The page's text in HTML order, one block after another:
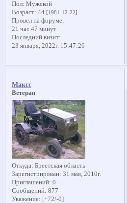
Пол: Мужской
Возраст: 44 [1981-12-22]
Провел на форуме:
21 час 47 минут
Последний визит:
23 января, 2022г. 15:47:26
Максс
Ветеран
Откуда: Брестская область
Зарегистрирован: 31 мая, 2010г.
Приглашений: 0
Сообщений: 877
Уважение: [+72/-0]